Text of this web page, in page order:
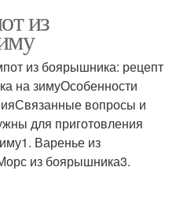
Соус из боярышника
из
из боярышника: рецепт
на зимуОсобенности
вопросы и
для приготовления
Варенье из
из боярышника3.